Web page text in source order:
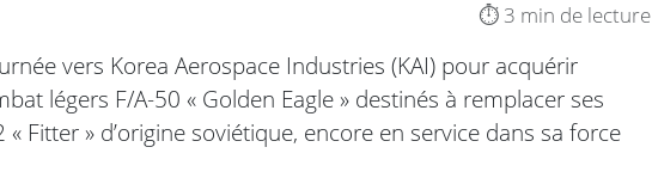
⏱️ 3 min de lecture
vers Korea Aerospace Industries (KAI) pour acquérir
légers F/A-50 « Golden Eagle » destinés à remplacer ses
« Fitter » d’origine soviétique, encore en service dans sa force